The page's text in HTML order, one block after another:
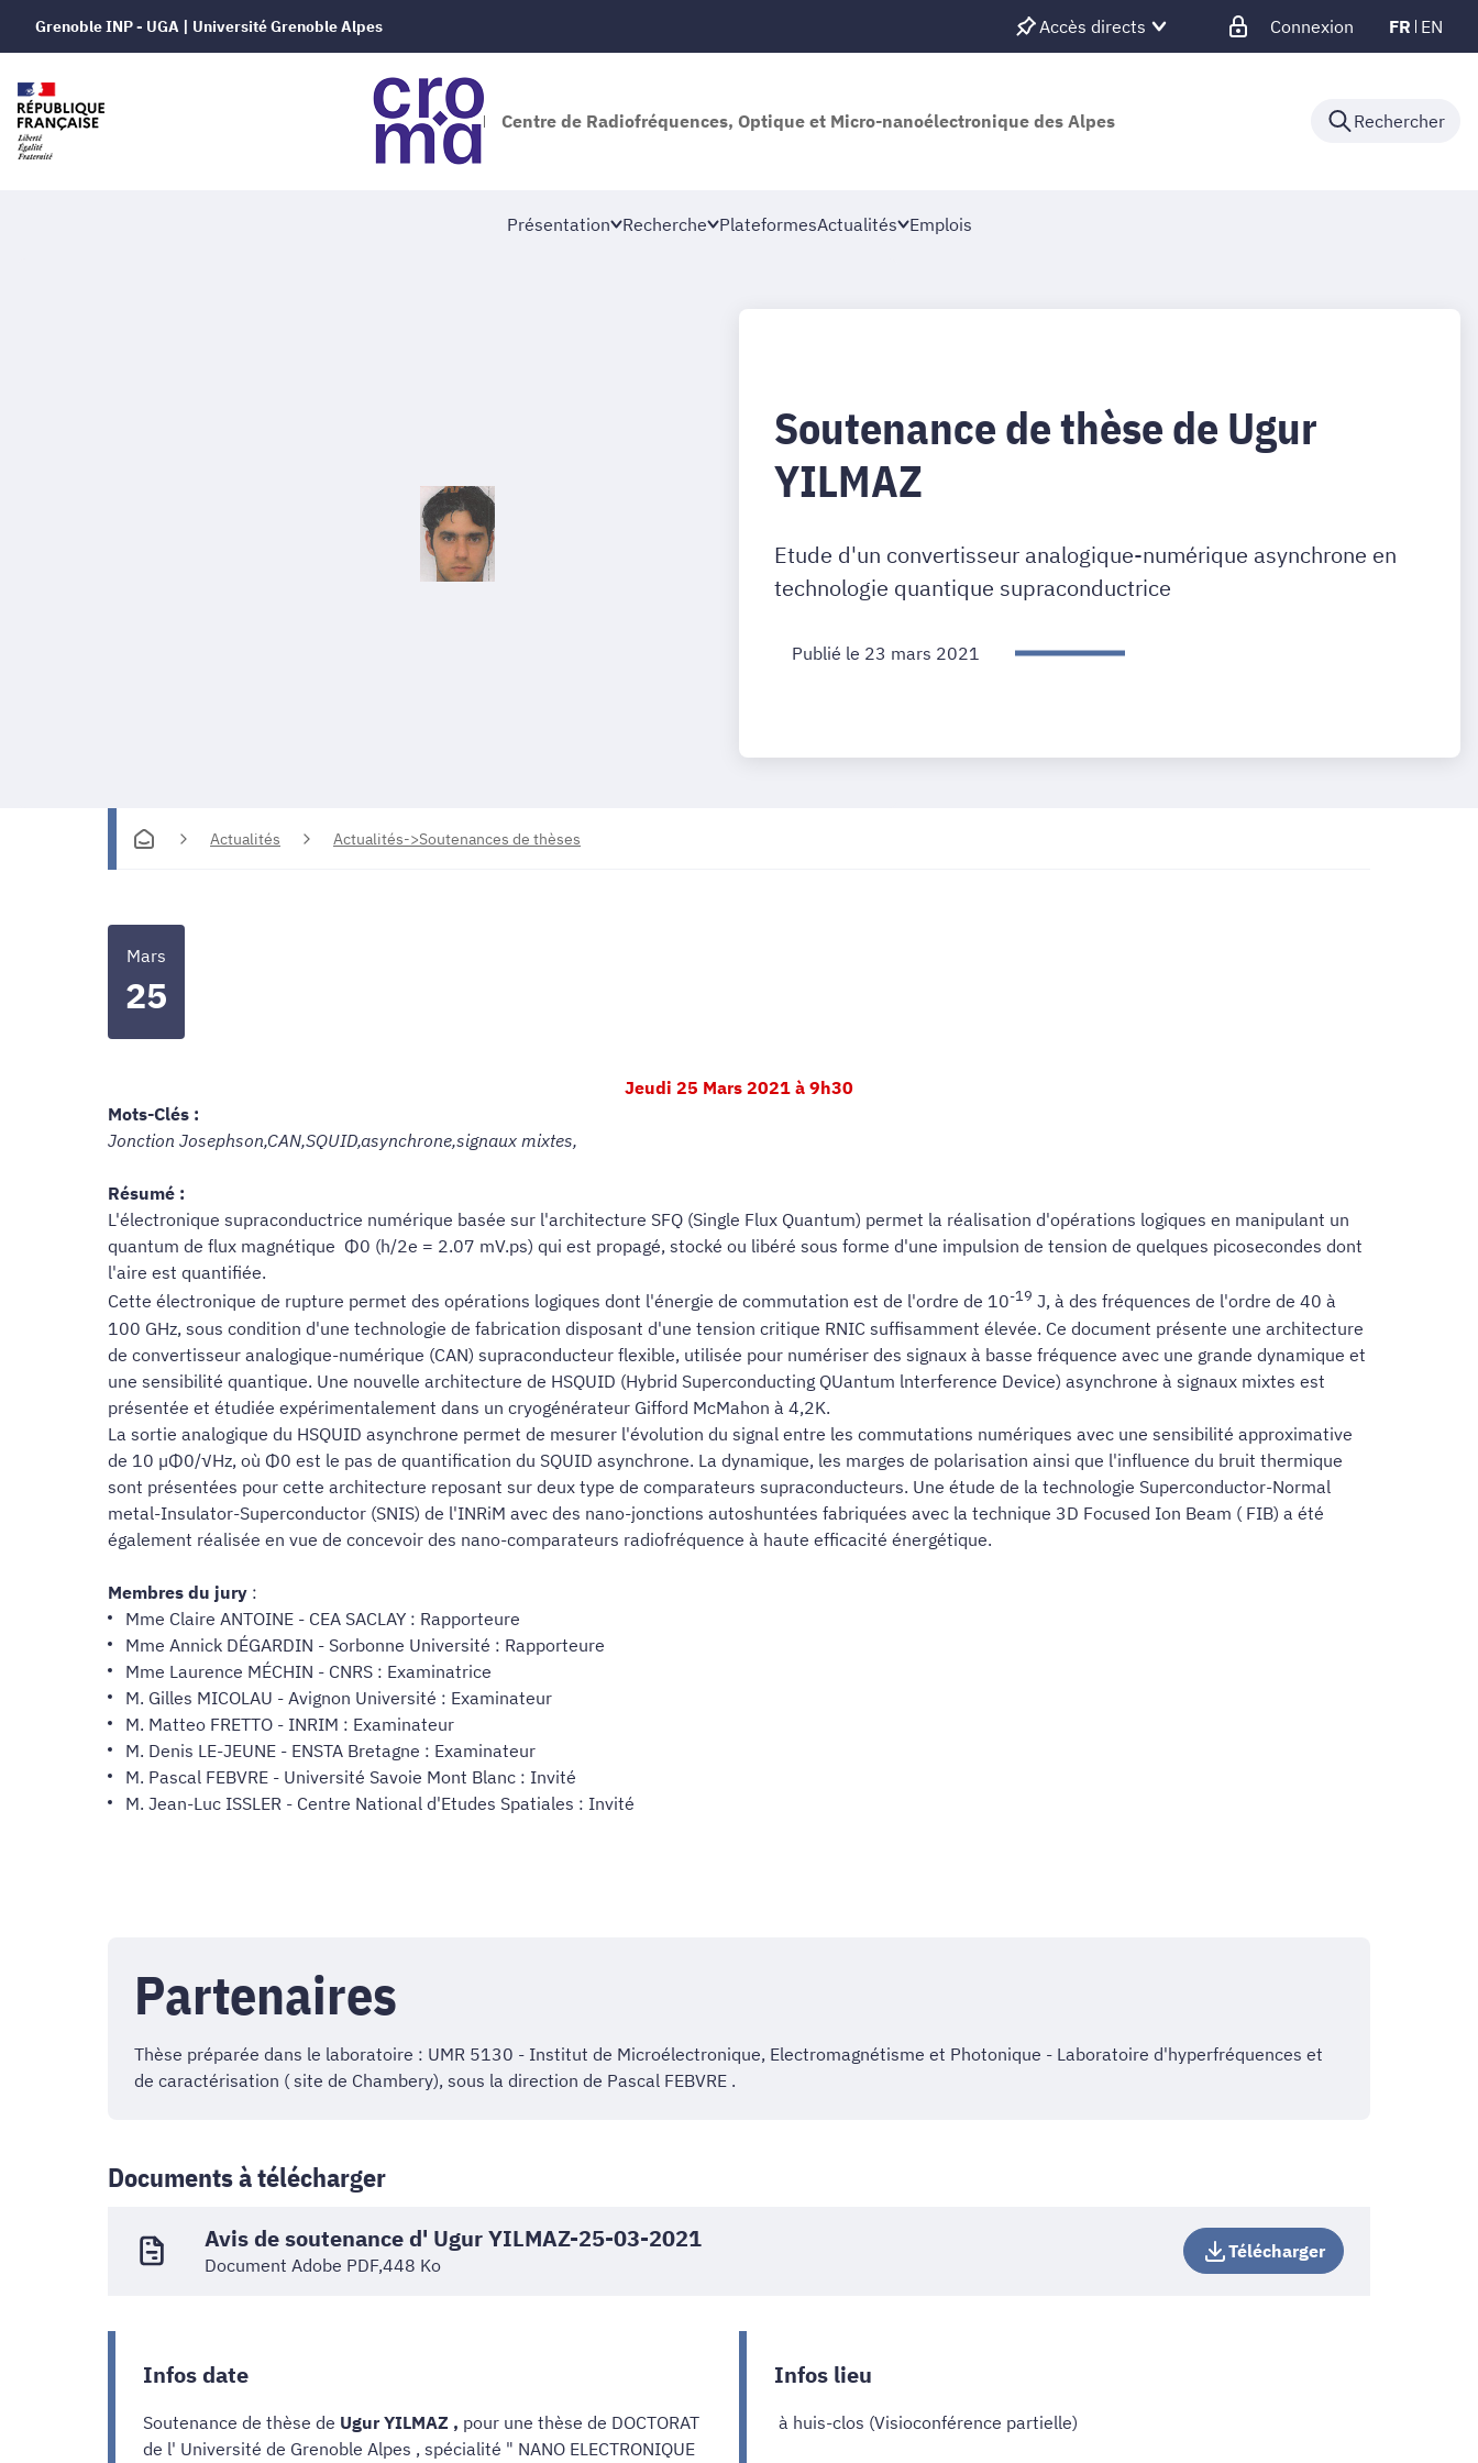
Grenoble INP - UGA | Université Grenoble Alpes Accès directs Connexion FR EN
Centre de Radiofréquences, Optique et Micro-nanoélectronique des Alpes Rechercher
Présentation Recherche PlateformesActualités Emplois
Soutenance de thèse de Ugur
YILMAZ
Etude d'un convertisseur analogique-numérique asynchrone en
technologie quantique supraconductrice
Publié le 23 mars 2021
Actualités Actualités->Soutenances de thèses
Mars
25
Jeudi 25 Mars 2021 à 9h30
Mots-Clés :
Jonction Josephson,CAN,SQUID,asynchrone,signaux mixtes,
Résumé :
L'électronique supraconductrice numérique basée sur l'architecture SFQ (Single Flux Quantum) permet la réalisation d'opérations logiques en manipulant un
quantum de flux magnétique Φ0 (h/2e = 2.07 mV.ps) qui est propagé, stocké ou libéré sous forme d'une impulsion de tension de quelques picosecondes dont
l'aire est quantifiée.
Cette électronique de rupture permet des opérations logiques dont l'énergie de commutation est de l'ordre de 10-19 J, à des fréquences de l'ordre de 40 à
100 GHz, sous condition d'une technologie de fabrication disposant d'une tension critique RNIC suffisamment élevée. Ce document présente une architecture
de convertisseur analogique-numérique (CAN) supraconducteur flexible, utilisée pour numériser des signaux à basse fréquence avec une grande dynamique et
une sensibilité quantique. Une nouvelle architecture de HSQUID (Hybrid Superconducting QUantum lnterference Device) asynchrone à signaux mixtes est
présentée et étudiée expérimentalement dans un cryogénérateur Gifford McMahon à 4,2K.
La sortie analogique du HSQUID asynchrone permet de mesurer l'évolution du signal entre les commutations numériques avec une sensibilité approximative
de 10 µΦ0/√Hz, où Φ0 est le pas de quantification du SQUID asynchrone. La dynamique, les marges de polarisation ainsi que l'influence du bruit thermique
sont présentées pour cette architecture reposant sur deux type de comparateurs supraconducteurs. Une étude de la technologie Superconductor-Normal
metal-Insulator-Superconductor (SNIS) de l'INRiM avec des nano-jonctions autoshuntées fabriquées avec la technique 3D Focused Ion Beam ( FIB) a été
également réalisée en vue de concevoir des nano-comparateurs radiofréquence à haute efficacité énergétique.
Membres du jury :
Mme Claire ANTOINE - CEA SACLAY : Rapporteure
Mme Annick DÉGARDIN - Sorbonne Université : Rapporteure
Mme Laurence MÉCHIN - CNRS : Examinatrice
M. Gilles MICOLAU - Avignon Université : Examinateur
M. Matteo FRETTO - INRIM : Examinateur
M. Denis LE-JEUNE - ENSTA Bretagne : Examinateur
M. Pascal FEBVRE - Université Savoie Mont Blanc : Invité
M. Jean-Luc ISSLER - Centre National d'Etudes Spatiales : Invité
Partenaires
Thèse préparée dans le laboratoire : UMR 5130 - Institut de Microélectronique, Electromagnétisme et Photonique - Laboratoire d'hyperfréquences et
de caractérisation ( site de Chambery), sous la direction de Pascal FEBVRE .
Documents à télécharger
Avis de soutenance d' Ugur YILMAZ-25-03-2021
Document Adobe PDF,448 Ko
Télécharger
Infos date
Soutenance de thèse de Ugur YILMAZ , pour une thèse de DOCTORAT
de l' Université de Grenoble Alpes , spécialité " NANO ELECTRONIQUE
Infos lieu
à huis-clos (Visioconférence partielle)